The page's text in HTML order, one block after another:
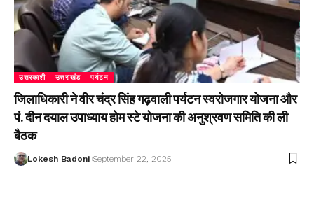
उत्तरकाशी उत्तराखंड पर्यटन
जिलाधिकारी ने वीर चंद्र सिंह गढ़वाली पर्यटन स्वरोजगार योजना और
पं. दीन दयाल उपाध्याय होम स्टे योजना की अनुश्रवण समिति की ली
बैठक
Lokesh Badoni September 22, 2025